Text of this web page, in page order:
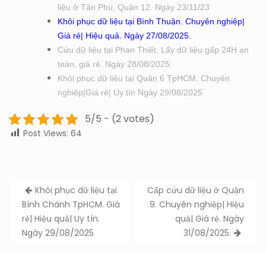
liệu ở Tân Phú, Quận 12. Ngày 23/11/23
Khôi phục dữ liệu tại Bình Thuận. Chuyên nghiệp|
Giá rẻ| Hiệu quả. Ngày 27/08/2025.
Cứu dữ liệu tại Phan Thiết. Lấy dữ liệu gấp 24H an
toàn, giá rẻ. Ngày 28/08/2025.
Khôi phục dữ liệu tại Quận 6 TpHCM. Chuyên
nghiệp|Giá rẻ| Uy tín Ngày 29/08/2025
5/5 - (2 votes)
Post Views: 64
Post
navigation
Khôi phục dữ liệu tại
Bình Chánh TpHCM. Giá
rẻ| Hiệu quả| Uy tín.
Ngày 29/08/2025
Cấp cứu dữ liệu ở Quận
9. Chuyên nghiệp| Hiệu
quả| Giá rẻ. Ngày
31/08/2025.